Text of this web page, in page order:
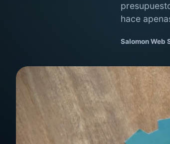
hace
Salomon Web